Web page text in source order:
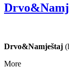
Drvo&Namještaj
More